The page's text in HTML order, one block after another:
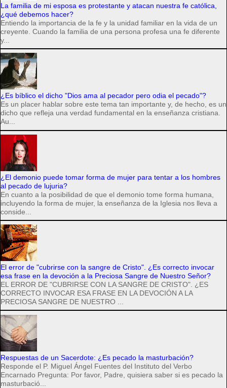
La familia de mi esposa es protestante y atacan nuestra fe católica,
¿qué debemos hacer?
Entiendo la importancia de la fe y la unidad familiar en la vida de un
creyente. Cuando la familia de una persona profesa una fe diferente
y...
¿Es bíblico el dicho "Dios ama al pecador pero odia el pecado"?
Es un placer hablar sobre este tema tan importante y, de hecho, es un
dicho que refleja una verdad fundamental en la enseñanza cristiana.
Au...
¿El demonio puede tomar forma de mujer para tentar a los hombres
al pecado de lujuria?
En cuanto a la posibilidad de que el demonio tome forma humana,
incluyendo la forma de mujer, la enseñanza de la Iglesia nos lleva a
conside...
El error de "cubrirse con la sangre de Cristo". ¿Es correcto invocar
esa frase en la devoción a la Preciosa Sangre de Nuestro Señor?
EL ERROR DE "CUBRIRSE CON LA SANGRE DE CRISTO". ¿ES
CORRECTO INVOCAR ESA FRASE EN LA DEVOCIÓN A LA
PRECIOSA SANGRE DE NUESTRO ...
Respuestas de un Sacerdote: ¿Es pecado la masturbación?
Responde el P. Miguel Ángel Fuentes del Instituto del Verbo
Encarnado Pregunta: Por favor, Padre, quisiera saber si es pecado la
masturbació...